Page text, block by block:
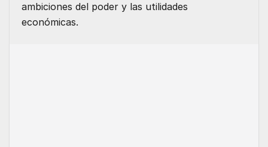
ambiciones del poder y las utilidades
económicas.